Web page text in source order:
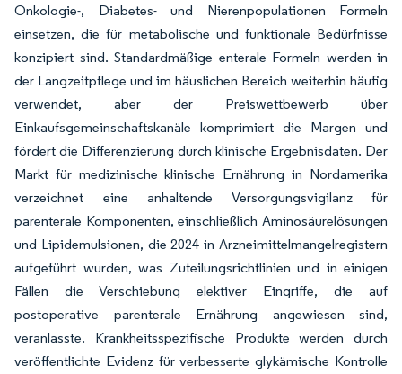
Onkologie-, Diabetes- und Nierenpopulationen Formeln
einsetzen, die für metabolische und funktionale Bedürfnisse
konzipiert sind. Standardmäßige enterale Formeln werden in
der Langzeitpflege und im häuslichen Bereich weiterhin häufig
verwendet, aber der Preiswettbewerb über
Einkaufsgemeinschaftskanäle komprimiert die Margen und
fördert die Differenzierung durch klinische Ergebnisdaten. Der
Markt für medizinische klinische Ernährung in Nordamerika
verzeichnet eine anhaltende Versorgungsvigilanz für
parenterale Komponenten, einschließlich Aminosäurelösungen
und Lipidemulsionen, die 2024 in Arzneimittelmangelregistern
aufgeführt wurden, was Zuteilungsrichtlinien und in einigen
Fällen die Verschiebung elektiver Eingriffe, die auf
postoperative parenterale Ernährung angewiesen sind,
veranlasste. Krankheitsspezifische Produkte werden durch
veröffentlichte Evidenz für verbesserte glykämische Kontrolle